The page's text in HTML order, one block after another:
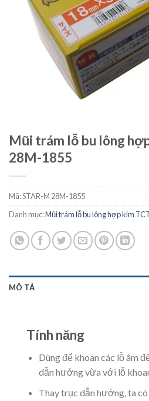
Mũi trám lỗ bu lông
28M-1855
Mã:STAR-M 28M-1855
Danh mục:Mũi trám lỗ bu lông hợp kim
MÔ TẢ
Tính năng
Dùng để khoan các lỗ âm
dẫn hướng vừa với lỗ
Thay trục dẫn hướng, ta